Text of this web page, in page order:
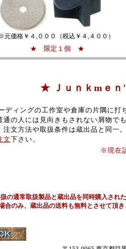
元価格￥４,０００（税込￥４,４００）
★ 限定１個 ★
★ Ｊｕｎｋmｅ
ディングの工作室や倉庫の片隅に
通の人には見向きもされない屑物で
注文方法や取扱条件は蔵出品と同一
文下さい。
※現在
の通常取扱製品と蔵出品を同時購入され
合のみ、蔵出品の送料も無料とさせて頂き